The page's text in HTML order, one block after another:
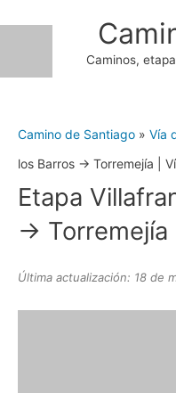
Caminos,
Camino de Santiago » Vía
los Barros → Torremejía |
Etapa
→ Torremejía
Última actualización: 18 de